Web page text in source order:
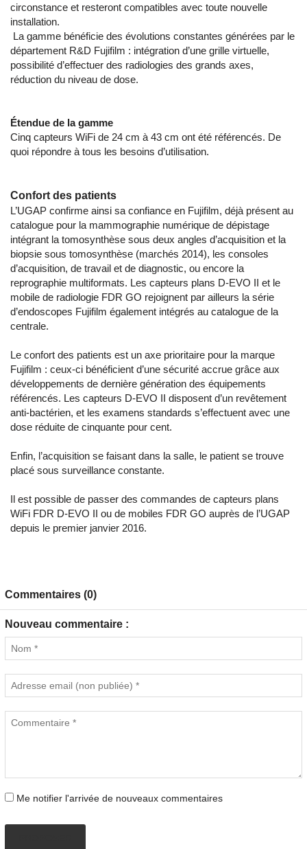
circonstance et resteront compatibles avec toute nouvelle
installation.
La gamme bénéficie des évolutions constantes générées par le
département R&D Fujifilm : intégration d’une grille virtuelle,
possibilité d’effectuer des radiologies des grands axes,
réduction du niveau de dose.
Étendue de la gamme
Cinq capteurs WiFi de 24 cm à 43 cm ont été référencés. De
quoi répondre à tous les besoins d’utilisation.
Confort des patients
L’UGAP confirme ainsi sa confiance en Fujifilm, déjà présent au
catalogue pour la mammographie numérique de dépistage
intégrant la tomosynthèse sous deux angles d’acquisition et la
biopsie sous tomosynthèse (marchés 2014), les consoles
d’acquisition, de travail et de diagnostic, ou encore la
reprographie multiformats. Les capteurs plans D-EVO II et le
mobile de radiologie FDR GO rejoignent par ailleurs la série
d’endoscopes Fujifilm également intégrés au catalogue de la
centrale.
Le confort des patients est un axe prioritaire pour la marque
Fujifilm : ceux-ci bénéficient d’une sécurité accrue grâce aux
développements de dernière génération des équipements
référencés. Les capteurs D-EVO II disposent d’un revêtement
anti-bactérien, et les examens standards s’effectuent avec une
dose réduite de cinquante pour cent.
Enfin, l’acquisition se faisant dans la salle, le patient se trouve
placé sous surveillance constante.
Il est possible de passer des commandes de capteurs plans
WiFi FDR D-EVO II ou de mobiles FDR GO auprès de l’UGAP
depuis le premier janvier 2016.
Commentaires (0)
Nouveau commentaire :
Me notifier l'arrivée de nouveaux commentaires